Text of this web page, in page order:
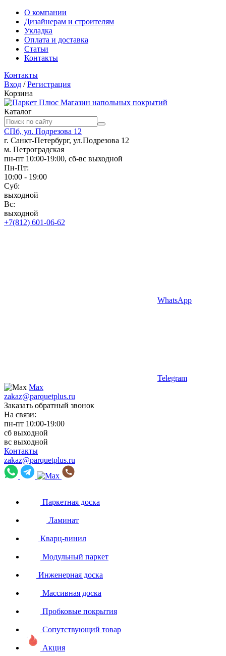
О компании
Дизайнерам и строителям
Укладка
Оплата и доставка
Статьи
Контакты
Контакты
Вход /Регистрация
Корзина
Магазин напольных покрытий
Каталог
СПб, ул. Подрезова 12
г. Санкт-Петербург, ул.Подрезова 12
м. Петроградская
пн-пт 10:00-19:00, сб-вс выходной
Пн-Пт:
10:00 - 19:00
Суб:
выходной
Вс:
выходной
+7(812) 601-06-62
WhatsApp
Telegram
Max
zakaz@parquetplus.ru
Заказать обратный звонок
На связи:
пн-пт 10:00-19:00
сб выходной
вс выходной
Контакты
zakaz@parquetplus.ru
Паркетная доска
Ламинат
Кварц-винил
Модульный паркет
Инженерная доска
Массивная доска
Пробковые покрытия
Сопутствующий товар
Акция